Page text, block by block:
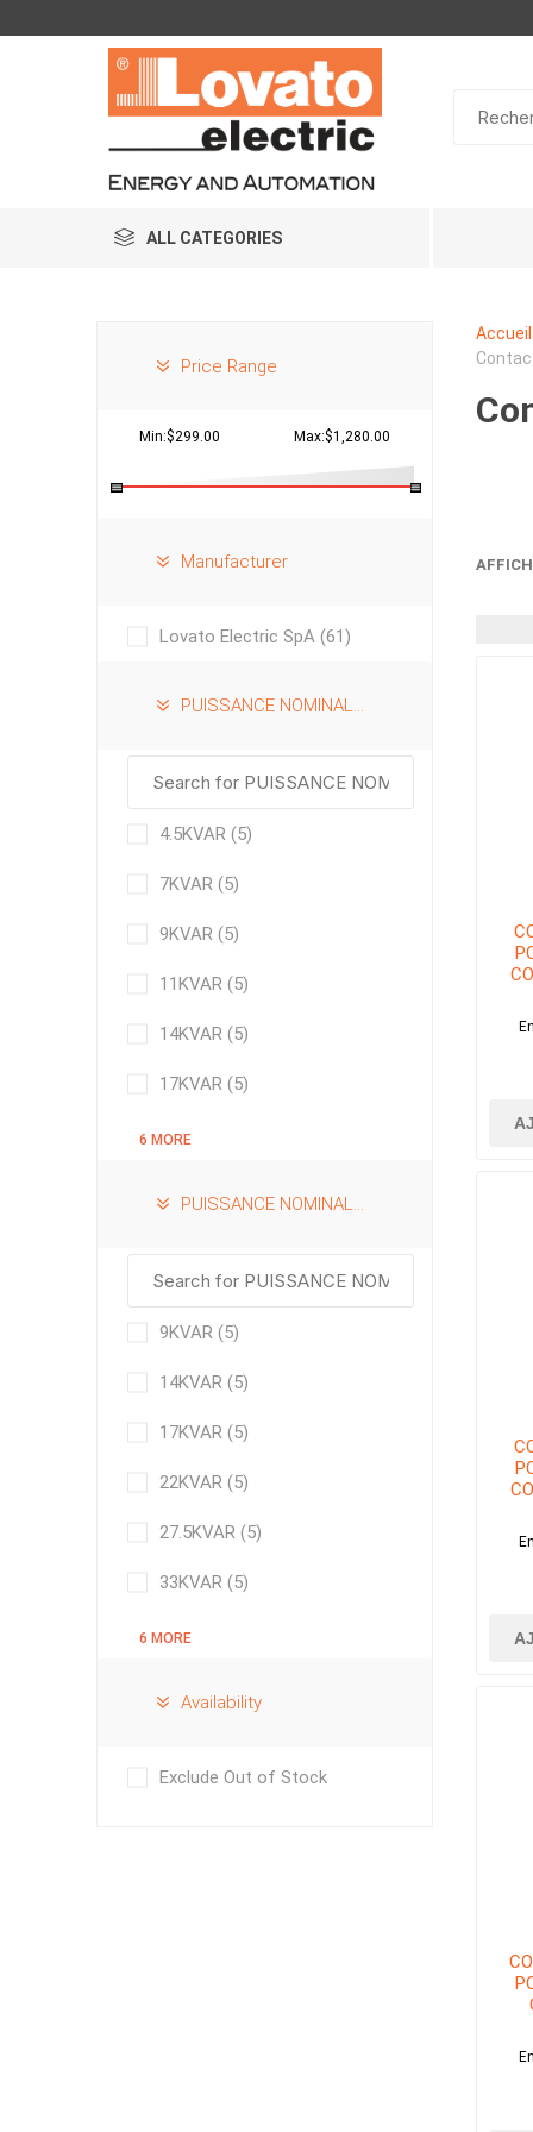
ALL CATEGORIES
Accueil
Price Range
Min:$299.00 Max:$1,280.00
Manufacturer
Lovato Electric SpA (61)
PUISSANCE NOMINALE À 240VAC
4.5KVAR (5)
7KVAR (5)
9KVAR (5)
11KVAR (5)
14KVAR (5)
17KVAR (5)
6 MORE
PUISSANCE NOMINALE À 480VAC
9KVAR (5)
14KVAR (5)
17KVAR (5)
22KVAR (5)
27.5KVAR (5)
33KVAR (5)
6 MORE
Availability
Exclude Out of Stock